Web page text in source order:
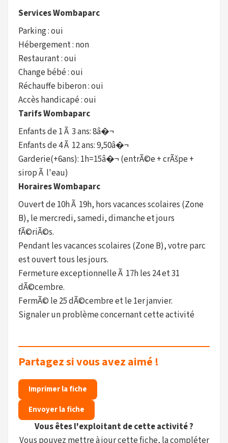
Services Wombaparc
Parking : oui
Hébergement : non
Restaurant : oui
Change bébé : oui
Réchauffe biberon : oui
Accès handicapé : oui
Tarifs Wombaparc
Enfants de 1 Ã 3 ans: 8â�¬
Enfants de 4 Ã 12 ans: 9,50â�¬
Garderie(+6ans): 1h=15â�¬ (entrÃ©e + crÃšpe +
sirop Ã l'eau)
Horaires Wombaparc
Ouvert de 10h Ã 19h, hors vacances scolaires (Zone
B), le mercredi, samedi, dimanche et jours
fÃ©riÃ©s.
Pendant les vacances scolaires (Zone B), votre parc
est ouvert tous les jours.
Fermeture exceptionnelle Ã 17h les 24 et 31
dÃ©cembre.
FermÃ© le 25 dÃ©cembre et le 1er janvier.
Signaler un problème concernant cette activité
Partagez si vous avez aimé !
Imprimer la fiche
Envoyer la fiche
Vous êtes l'exploitant de cette activité ?
Vous pouvez mettre à jour cette fiche, la compléter